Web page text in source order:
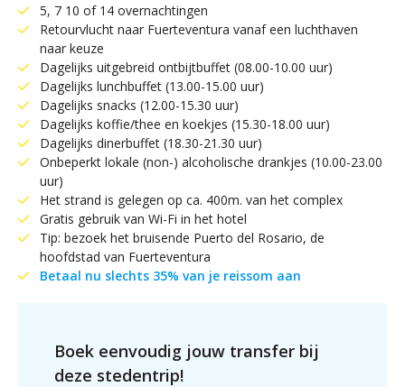
5, 7 10 of 14 overnachtingen
Retourvlucht naar Fuerteventura vanaf een luchthaven
naar keuze
Dagelijks uitgebreid ontbijtbuffet (08.00-10.00 uur)
Dagelijks lunchbuffet (13.00-15.00 uur)
Dagelijks snacks (12.00-15.30 uur)
Dagelijks koffie/thee en koekjes (15.30-18.00 uur)
Dagelijks dinerbuffet (18.30-21.30 uur)
Onbeperkt lokale (non-) alcoholische drankjes (10.00-23.00
uur)
Het strand is gelegen op ca. 400m. van het complex
Gratis gebruik van Wi-Fi in het hotel
Tip: bezoek het bruisende Puerto del Rosario, de
hoofdstad van Fuerteventura
Betaal nu slechts 35% van je reissom aan
Boek eenvoudig jouw transfer bij
deze stedentrip!